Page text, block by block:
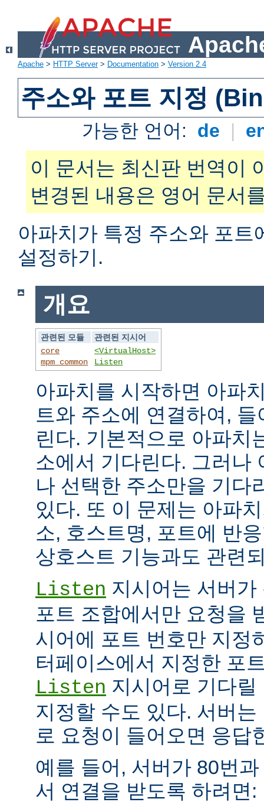
Apache > HTTP Server> Documentation > Version 2.4
주소와 포트 지정
가능한 언어: de |
이 문서는 최신판 번역이
변경된 내용은 영어 문서
아파치가 특정 주소와 포트
설정하기.
개요
관련된 모듈
관련된 지시어
core
mpm_common
<VirtualHost>
Listen
아파치를 시작하면 아파
트와 주소에 연결하여,
린다. 기본적으로 아파치
소에서 기다린다. 그러나
나 선택한 주소만을 기다
있다. 또 이 문제는 아파
소, 호스트명, 포트에 반
상호스트 기능과도 관련
Listen 지시어는 서버
포트 조합에서만 요청을
시어에 포트 번호만 지정
터페이스에서 지정한 포
Listen 지시어로 기다
지정할 수도 있다. 서버
로 요청이 들어오면 응답
예를 들어, 서버가 80번
서 연결을 받도록 하려면: